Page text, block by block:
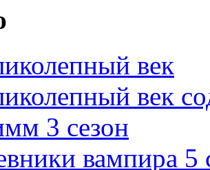
век
век
3 сезон
вампира 5